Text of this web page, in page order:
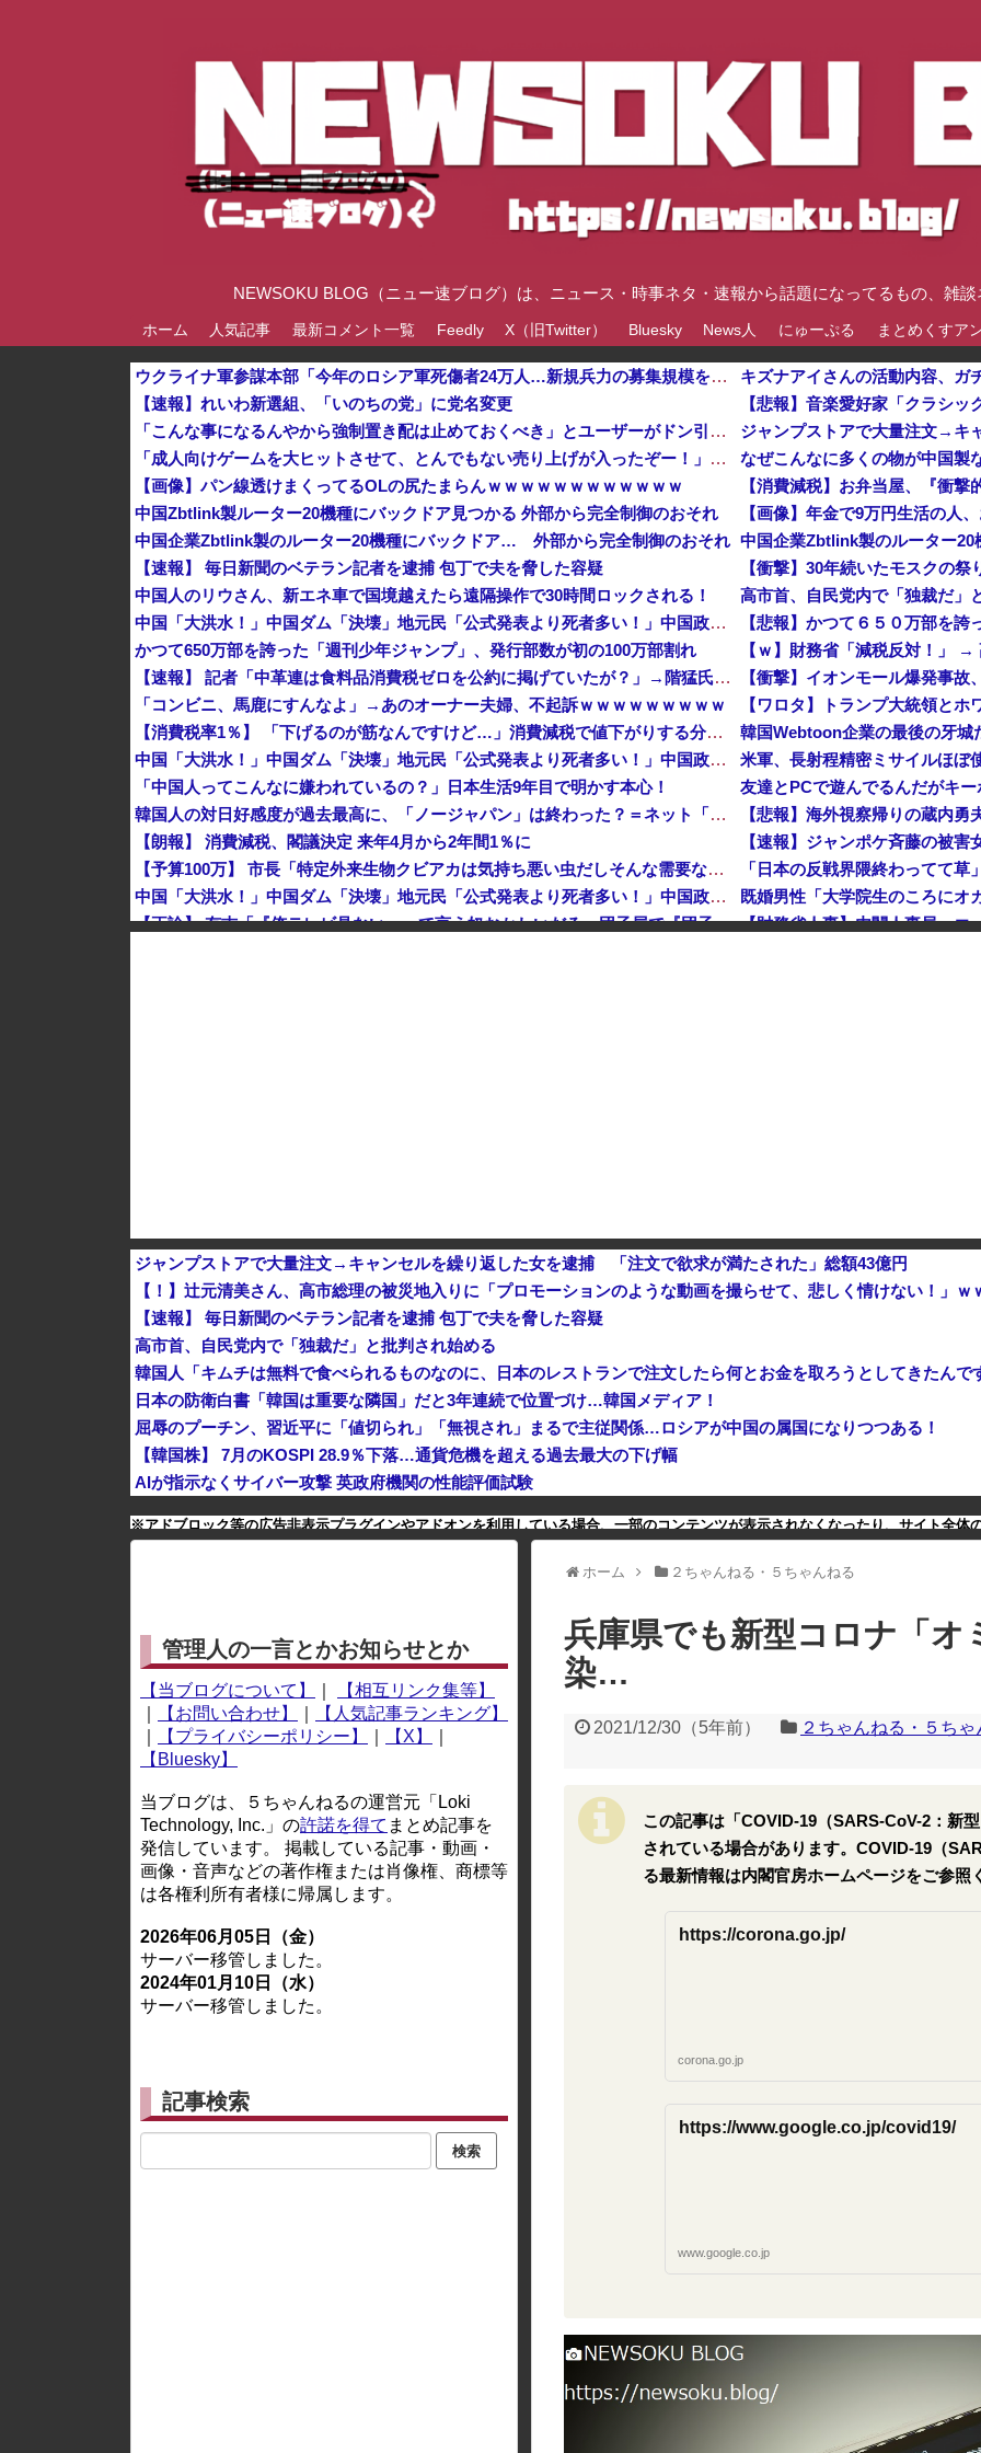
NEWSOKU BLOG（ニュー速ブログ）は、ニュース・時事ネタ・速報から話題になってるもの、雑
ホーム 人気記事 最新コメント一覧 Feedly X（旧Twitter） Bluesky News人 にゅーぷる まとめくすア
ウクライナ軍参謀本部「今年のロシア軍死傷者24万人…新規兵力の募集規模を上回る」！他
【速報】れいわ新選組、「いのちの党」に党名変更
「こんな事になるんやから強制置き配は止めておくべき」とユーザーがドン引き、UberEatsが導入した
「成人向けゲームを大ヒットさせて、とんでもない売り上げが入ったぞー！」→最悪すぎる結果になり、「売り上げ0円だけど、多額の税金を払え」という状況になって絶望
【画像】パン線透けまくってるOLの尻たまらんｗｗｗｗｗｗｗｗｗｗｗｗ
中国Zbtlink製ルーター20機種にバックドア見つかる 外部から完全制御のおそれ
中国企業Zbtlink製のルーター20機種にバックドア… 外部から完全制御のおそれ
【速報】 毎日新聞のベテラン記者を逮捕 包丁で夫を脅した容疑
中国人のリウさん、新エネ車で国境越えたら遠隔操作で30時間ロックされる！
中国「大洪水！」中国ダム「決壊」地元民「公式発表より死者多い！」中国政府「住民拘束！（安否不明」中国当局「救助隊動画も削除」台風13号「三峡ダム接近中」→
かつて650万部を誇った「週刊少年ジャンプ」、発行部数が初の100万部割れ
【速報】 記者「中革連は食料品消費税ゼロを公約に掲げていたが？」→階猛氏「そ、それは財源確保という条件付き」
「コンビニ、馬鹿にすんなよ」→あのオーナー夫婦、不起訴ｗｗｗｗｗｗｗｗｗ
【消費税率1％】 「下げるのが筋なんですけど…」消費減税で値下がりする分と同じだけ商品を値上げして店頭価格を変えない店も
中国「大洪水！」中国ダム「決壊」地元民「公式発表より死者多い！」中国政府「住民拘束！（安否不明」中国当局「救助隊動画も削除」台風13号「三峡ダム接近中」→
「中国人ってこんなに嫌われているの？」日本生活9年目で明かす本心！
韓国人の対日好感度が過去最高に、「ノージャパン」は終わった？＝ネット「中国より100倍いい」
【朗報】 消費減税、閣議決定 来年4月から2年間1％に
【予算100万】 市長「特定外来生物クビアカは気持ち悪い虫だしそんな需要ないと思う」1匹300円相当の報奨金→初日に42万取られ焦り
中国「大洪水！」中国ダム「決壊」地元民「公式発表より死者多い！」中国政府「住民拘束！（安否不明」中国当局「救助隊動画も削除」台風13号「三峡ダム接近中」→
【正論】 有吉「『俺テレビ見ない』って言う奴おかしいだろ。団子屋で『団子食べない』って言うか？」
キズナアイさんの活動内容、ガ
なぜこんなに多くの物が中国製
【消費減税】お弁当屋、『衝撃
【画像】年金で9万円生活の人
中国企業Zbtlink製のルーター
【衝撃】30年続いたモスクの
高市首、自民党内で「独裁だ」
ジャンプストアで大量注文→キャンセルを繰り返した女を逮捕 「注文で欲求が満たされた」総額43億円
【！】辻元清美さん、高市総理の被災地入りに「プロモーションのような動画を撮らせて、悲しく情けない！」ｗ
【速報】 毎日新聞のベテラン記者を逮捕 包丁で夫を脅した容疑
高市首、自民党内で「独裁だ」と批判され始める
韓国人「キムチは無料で食べられるものなのに、日本のレストランで注文したら何とお金を取ろうとしてきたんで
日本の防衛白書「韓国は重要な隣国」だと3年連続で位置づけ…韓国メディア！
屈辱のプーチン、習近平に「値切られ」「無視され」まるで主従関係…ロシアが中国の属国になりつつある！
【韓国株】 7月のKOSPI 28.9％下落…通貨危機を超える過去最大の下げ幅
AIが指示なくサイバー攻撃 英政府機関の性能評価試験
※アドブロック等の広告非表示プラグインやアドオンを利用している場合、一部のコンテンツが表示されなくなったり、サイト全体
ホーム ２ちゃんねる・５ちゃんねる
兵庫県でも新型コロナ「オ
染…
2021/12/30 （5年前） ２ちゃんねる・５ちゃ
この記事は「COVID-19（SARS-CoV-2：新
されている場合があります。COVID-19（
る最新情報は内閣官房ホームページをご参照
https://corona.go.jp/
corona.go.jp
https://www.google.co.jp/covid19/
www.google.co.jp
管理人の一言とかお知らせとか
【当ブログについて】
【相互リンク集等】
【お問い合わせ】
【人気記事ランキング】
【プライバシーポリシー】 【X】
【Bluesky】
当ブログは、５ちゃんねるの運営元「Loki
Technology, Inc.」の許諾を得て まとめ記事を
発信しています。 掲載している記事・動画・
画像・音声などの著作権または肖像権、商標等
は各権利所有者様に帰属します。
2026年06月05日（金）
サーバー移管しました。
2024年01月10日（水）
サーバー移管しました。
記事検索